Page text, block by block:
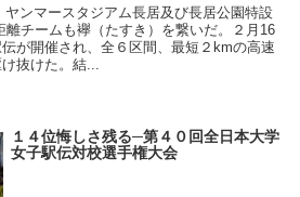
ンマースタジアム長居及び長居公園特設
離チームも襷（たすき）を繋いだ。２月16
が開催され、全６区間、最短２kmの高速
抜けた。結...
１４位悔しさ残る─第４０回全日本大学
女子駅伝対校選手権大会